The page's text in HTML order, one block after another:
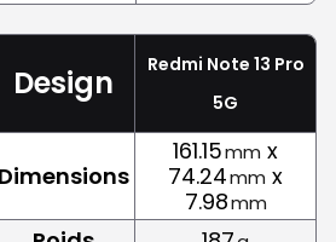
Design
Redmi Note 13 Pro
5G
Dimensions
161.15mm x
74.24mm x
7.98mm